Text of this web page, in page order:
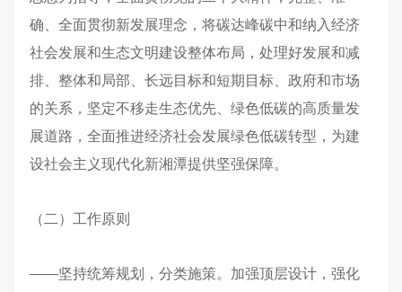
确、全面贯彻新发展理念，将碳达峰碳中和纳入经济
社会发展和生态文明建设整体布局，处理好发展和减
排、整体和局部、长远目标和短期目标、政府和市场
的关系，坚定不移走生态优先、绿色低碳的高质量发
展道路，全面推进经济社会发展绿色低碳转型，为建
设社会主义现代化新湘潭提供坚强保障。
（二）工作原则
——坚持统筹规划，分类施策。加强顶层设计，强化